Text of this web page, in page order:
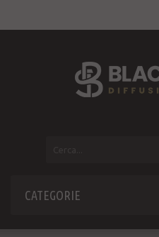
CATEGORIE